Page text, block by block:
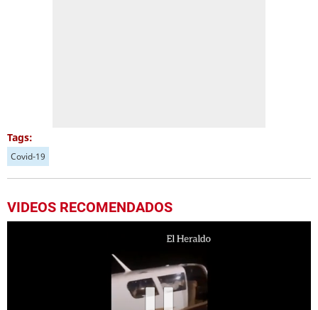
Tags:
Covid-19
VIDEOS RECOMENDADOS